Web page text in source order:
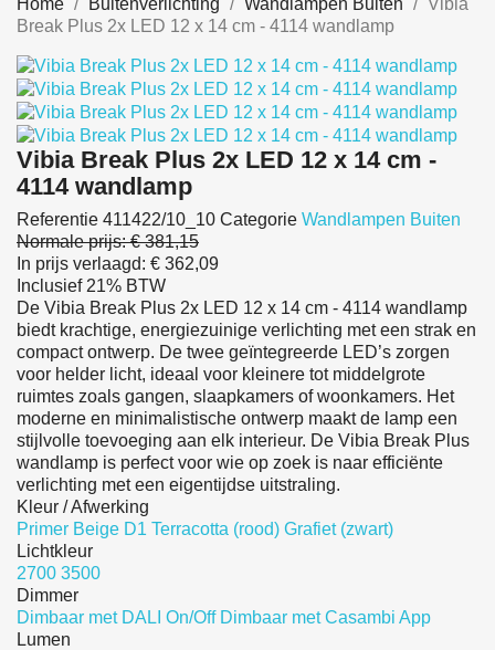
Break Plus 2x LED 12 x 14 cm - 4114 wandlamp
Vibia Break Plus 2x LED 12 x 14 cm -
4114 wandlamp
Referentie 411422/10_10 Categorie Wandlampen Buiten
Normale prijs:€ 381,15
In prijs verlaagd: € 362,09
Inclusief 21% BTW
De Vibia Break Plus 2x LED 12 x 14 cm - 4114 wandlamp
biedt krachtige, energiezuinige verlichting met een strak en
compact ontwerp. De twee geïntegreerde LED’s zorgen
voor helder licht, ideaal voor kleinere tot middelgrote
ruimtes zoals gangen, slaapkamers of woonkamers. Het
moderne en minimalistische ontwerp maakt de lamp een
stijlvolle toevoeging aan elk interieur. De Vibia Break Plus
wandlamp is perfect voor wie op zoek is naar efficiënte
verlichting met een eigentijdse uitstraling.
Kleur / Afwerking
Primer Beige D1 Terracotta (rood) Grafiet (zwart)
Lichtkleur
2700 3500
Dimmer
Dimbaar met DALI On/Off Dimbaar met Casambi App
Lumen